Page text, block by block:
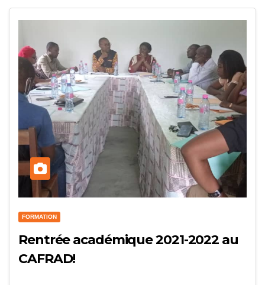
FORMATION
Rentrée académique 2021-2022 au
CAFRAD!